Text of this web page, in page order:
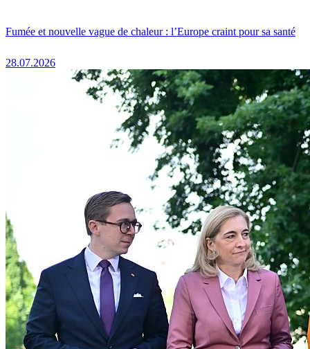
Fumée et nouvelle vague de chaleur : l’Europe craint pour sa santé
28.07.2026